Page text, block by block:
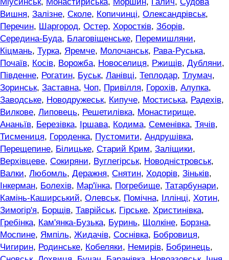
Міусинськ, Монастириська, Моршин, Галич , Судова
Вишня, Залізне, Сколе, Копичинці, Олександрівськ,
Перечин, Шаргород, Остер, Хоростків, Зборів,
Середина-Буда, Благовіщенське, Перемишляни,
Кіцмань, Турка, Яремче, Молочанськ, Рава-Руська,
Почаїв, Косів, Ворожба, Новоселиця, Ржищів, Дубляни,
Південне, Рогатин, Буськ, Ланівці, Теплодар, Тлумач,
Зоринськ, Заставна, Чоп, Привілля, Горохів, Алупка,
Заводське, Новодружеськ, Кипуче, Мостиська, Радехів,
Вилкове, Липовець, Решетилівка, Монастирище,
Ананьїв, Березівка, Іршава, Кодима, Семенівка, Тячів,
Тисмениця, Городенка, Пустомити, Андрушівка,
Перещепине, Білицьке, Старий Крим, Заліщики,
Верхівцеве, Сокиряни, Вуглегірськ, Новодністровськ,
Валки, Любомль, Деражня, Снятин, Ходорів, Зіньків,
Інкерман, Болехів, Мар'їнка, Погребище, Татарбунари,
Камінь-Каширський, Олевськ, Помічна, Іллінці, Хотин,
Зимогір'я, Борщів, Таврійськ, Гірське, Христинівка,
Гребінка, Кам'янка-Бузька, Буринь, Щолкіне, Борзна,
Моспине, Ямпіль, Жидачів, Соснівка, Бобровиця,
Чигирин, Родинське, Кобеляки, Немирів, Бобринець,